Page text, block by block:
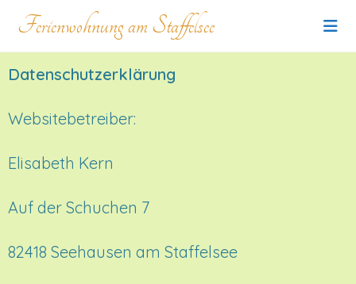
Ferienwohnung am Staffelsee
Datenschutzerklärung
Websitebetreiber:
Elisabeth Kern
Auf der Schuchen 7
82418 Seehausen am Staffelsee